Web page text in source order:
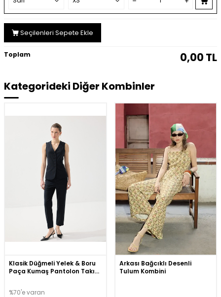
Seçilenleri Sepete Ekle
Toplam 0,00 TL
Kategorideki Diğer Kombinler
Klasik Düğmeli Yelek & Boru
Paça Kumaş Pantolon Takım
%70'e varan
Arkası Bağcıklı Desenli
Tulum Kombini